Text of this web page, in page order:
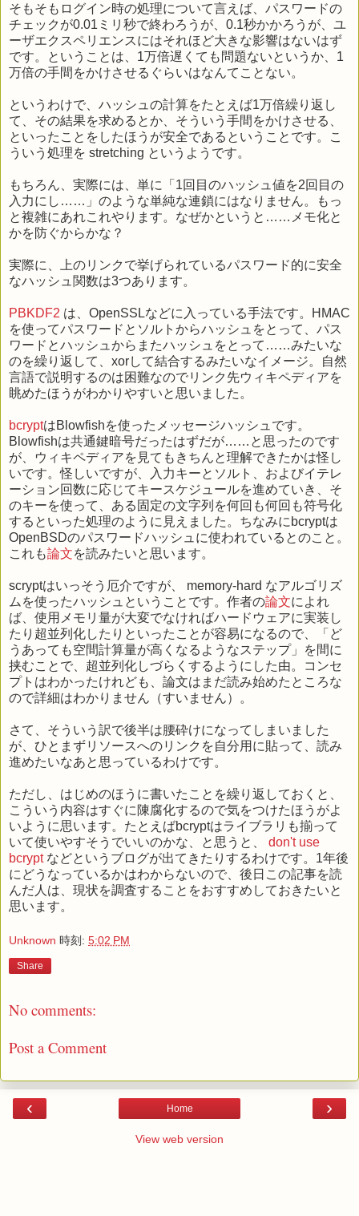
そもそもログイン時の処理について言えば、パスワードの
チェックが0.01ミリ秒で終わろうが、0.1秒かかろうが、ユ
ーザエクスペリエンスにはそれほど大きな影響はないはず
です。ということは、1万倍遅くても問題ないというか、1
万倍の手間をかけさせるぐらいはなんてことない。
というわけで、ハッシュの計算をたとえば1万倍繰り返し
て、その結果を求めるとか、そういう手間をかけさせる、
といったことをしたほうが安全であるということです。こ
ういう処理を stretching というようです。
もちろん、実際には、単に「1回目のハッシュ値を2回目の
入力にし……」のような単純な連鎖にはなりません。もっ
と複雑にあれこれやります。なぜかというと……メモ化と
かを防ぐからかな？
実際に、上のリンクで挙げられているパスワード的に安全
なハッシュ関数は3つあります。
PBKDF2 は、OpenSSLなどに入っている手法です。HMAC
を使ってパスワードとソルトからハッシュをとって、パス
ワードとハッシュからまたハッシュをとって……みたいな
のを繰り返して、xorして結合するみたいなイメージ。自然
言語で説明するのは困難なのでリンク先ウィキペディアを
眺めたほうがわかりやすいと思いました。
bcryptはBlowfishを使ったメッセージハッシュです。
Blowfishは共通鍵暗号だったはずだが……と思ったのです
が、ウィキペディアを見てもきちんと理解できたかは怪し
いです。怪しいですが、入力キーとソルト、およびイテレ
ーション回数に応じてキースケジュールを進めていき、そ
のキーを使って、ある固定の文字列を何回も何回も符号化
するといった処理のように見えました。ちなみにbcryptは
OpenBSDのパスワードハッシュに使われているとのこと。
これも論文を読みたいと思います。
scryptはいっそう厄介ですが、 memory-hard なアルゴリズ
ムを使ったハッシュということです。作者の論文によれ
ば、使用メモリ量が大変でなければハードウェアに実装し
たり超並列化したりといったことが容易になるので、「ど
うあっても空間計算量が高くなるようなステップ」を間に
挟むことで、超並列化しづらくするようにした由。コンセ
プトはわかったけれども、論文はまだ読み始めたところな
ので詳細はわかりません（すいません）。
さて、そういう訳で後半は腰砕けになってしまいました
が、ひとまずリソースへのリンクを自分用に貼って、読み
進めたいなあと思っているわけです。
ただし、はじめのほうに書いたことを繰り返しておくと、
こういう内容はすぐに陳腐化するので気をつけたほうがよ
いように思います。たとえばbcryptはライブラリも揃って
いて使いやすそうでいいのかな、と思うと、 don't use
bcryptなどというブログが出てきたりするわけです。1年後
にどうなっているかはわからないので、後日この記事を読
んだ人は、現状を調査することをおすすめしておきたいと
思います。
Unknown 時刻: 5:02 PM
Share
No comments:
Post a Comment
‹ ›
Home
View web version